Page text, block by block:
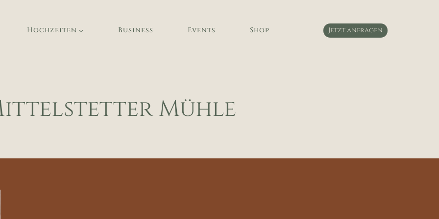
Hochzeiten Business Events Shop Jetzt anfragen
Mühle